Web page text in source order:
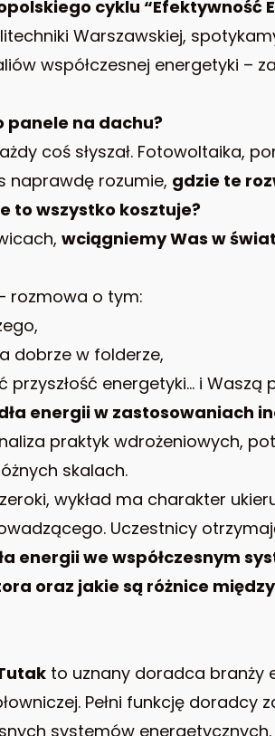
cyklu “Efektywność
Warszawskiej,
współczesnej energetyki –
panele na dachu?
coś słyszał. Fotowoltaika,
naprawdę rozumie, gdzie te
to wszystko kosztuje?
wciągniemy Was w
rozmowa o tym:
dobrze w folderze,
przyszłość energetyki… i Waszą
energii w zastosowaniach
praktyk wdrożeniowych,
skalach.
wykład ma charakter
Uczestnicy
energii we współczesnym
oraz jakie są różnice
to uznany doradca branży
Pełni funkcję doradcy
systemów energetycznych.